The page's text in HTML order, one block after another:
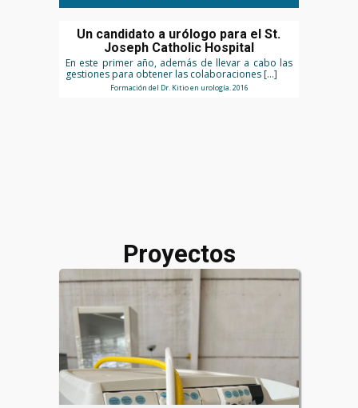
Un candidato a urólogo para el St.
Joseph Catholic Hospital
En este primer año, además de llevar a cabo las
gestiones para obtener las colaboraciones […]
Formación del Dr. Kitio en urología. 2016
Proyectos